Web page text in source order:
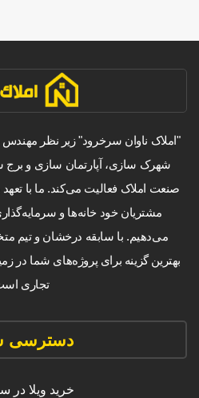
"املاک ناوان سرخرود" زیر نظر
شهرک سازی، آپارتمان سازی و برج
صنعت املاک فعالیت می‌کند. ما با
مشتریان خود خانه‌ها و
می‌دهیم. با سابقه درخشان و تیم
بهترین گزینه برای پروژه‌های شما در
تجاری
دسترسی
خرید ویلا در